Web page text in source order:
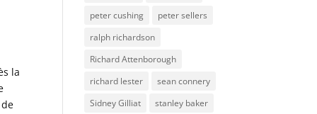
la
peter cushing
peter sellers
ralph richardson
Richard Attenborough
richard lester
sean connery
Sidney Gilliat
stanley baker